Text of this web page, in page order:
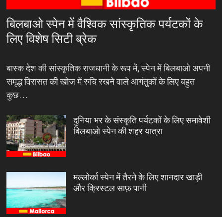
बिलबाओ स्पेन में वैश्विक सांस्कृतिक पर्यटकों के
लिए विशेष सिटी ब्रेक
बास्क देश की सांस्कृतिक राजधानी के रूप में, स्पेन में बिलबाओ अपनी
समृद्ध विरासत की खोज में रुचि रखने वाले आगंतुकों के लिए बहुत
कुछ…
दुनिया भर के संस्कृति पर्यटकों के लिए समावेशी
बिलबाओ स्पेन की शहर यात्रा
मल्लोर्का स्पेन में तैरने के लिए शानदार खाड़ी
और क्रिस्टल साफ़ पानी